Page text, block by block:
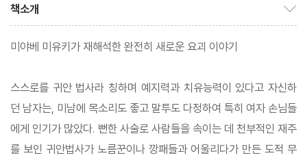
책소개
미야베 미유키가 재해석한 완전히 새로운 요괴 이야기
스스로를 귀안 법사라 칭하며 예지력과 치유능력이 있다고 자신하
던 남자는, 미남에 목소리도 좋고 말투도 다정하여 특히 여자 손님들
에게 인기가 많았다. 뻔한 사술로 사람들을 속이는 데 천부적인 재주
를 보인 귀안법사가 노름꾼이나 깡패들과 어울리다가 만든 도적 무